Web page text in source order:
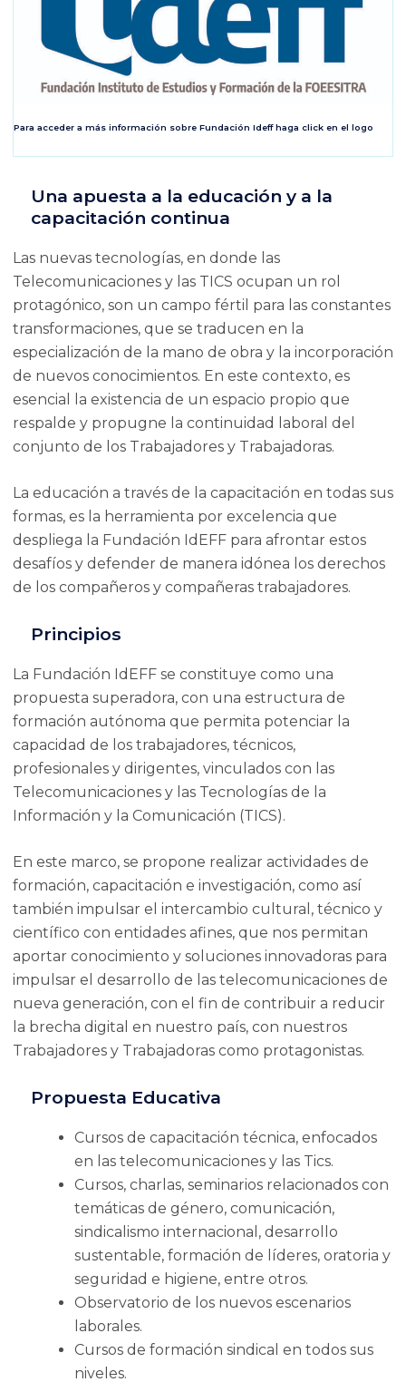
Para acceder a más información sobre Fundación Ideff haga click en el logo
Una apuesta a la educación y a la
capacitación continua
Las nuevas tecnologías, en donde las
Telecomunicaciones y las TICS ocupan un rol
protagónico, son un campo fértil para las constantes
transformaciones, que se traducen en la
especialización de la mano de obra y la incorporación
de nuevos conocimientos. En este contexto, es
esencial la existencia de un espacio propio que
respalde y propugne la continuidad laboral del
conjunto de los Trabajadores y Trabajadoras.
La educación a través de la capacitación en todas sus
formas, es la herramienta por excelencia que
despliega la Fundación IdEFF para afrontar estos
desafíos y defender de manera idónea los derechos
de los compañeros y compañeras trabajadores.
Principios
La Fundación IdEFF se constituye como una
propuesta superadora, con una estructura de
formación autónoma que permita potenciar la
capacidad de los trabajadores, técnicos,
profesionales y dirigentes, vinculados con las
Telecomunicaciones y las Tecnologías de la
Información y la Comunicación (TICS).
En este marco, se propone realizar actividades de
formación, capacitación e investigación, como así
también impulsar el intercambio cultural, técnico y
científico con entidades afines, que nos permitan
aportar conocimiento y soluciones innovadoras para
impulsar el desarrollo de las telecomunicaciones de
nueva generación, con el fin de contribuir a reducir
la brecha digital en nuestro país, con nuestros
Trabajadores y Trabajadoras como protagonistas.
Propuesta Educativa
Cursos de capacitación técnica, enfocados
en las telecomunicaciones y las Tics.
Cursos, charlas, seminarios relacionados con
temáticas de género, comunicación,
sindicalismo internacional, desarrollo
sustentable, formación de líderes, oratoria y
seguridad e higiene, entre otros.
Observatorio de los nuevos escenarios
laborales.
Cursos de formación sindical en todos sus
niveles.